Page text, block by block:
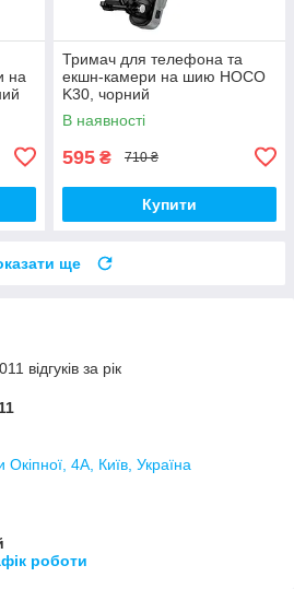
на
Тримач для телефона та
екшн-камери на шию HOCO
K30, чорний
В наявності
595 ₴ 710 ₴
Купити
ще
відгуків за рік
4А, Київ, Україна
роботи